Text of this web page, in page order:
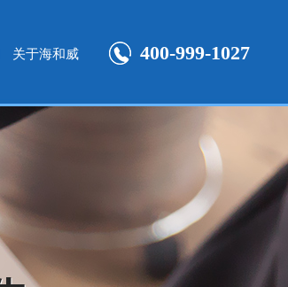
400-999-1027
关于海和威